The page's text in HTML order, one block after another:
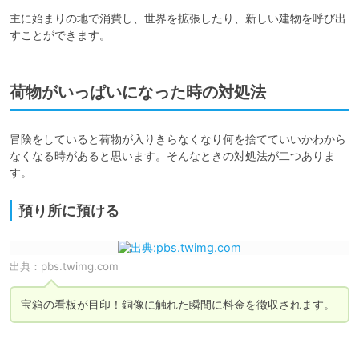
主に始まりの地で消費し、世界を拡張したり、新しい建物を呼び出
すことができます。
荷物がいっぱいになった時の対処法
冒険をしていると荷物が入りきらなくなり何を捨てていいかわから
なくなる時があると思います。そんなときの対処法が二つありま
す。
預り所に預ける
出典： pbs.twimg.com